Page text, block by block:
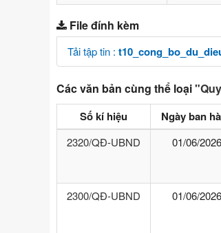
File đính kèm
Tải tập tin :
Các văn bản cùng thể loại
Số kí hiệu Ngày ban
2320/QĐ-UBND 01/06/2026
2300/QĐ-UBND
01/06/2026